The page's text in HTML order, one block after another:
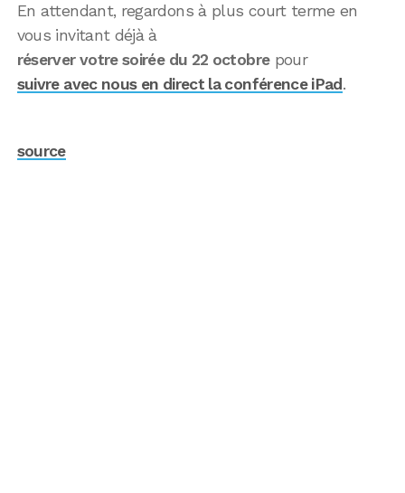
En attendant, regardons à plus court terme en
vous invitant déjà à
réserver votre soirée du 22 octobrepour
suivre avec nous en direct la conférence iPad.
source